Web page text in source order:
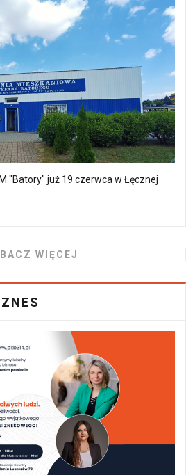
"Batory" już 19 czerwca w Łęcznej
WIĘCEJ